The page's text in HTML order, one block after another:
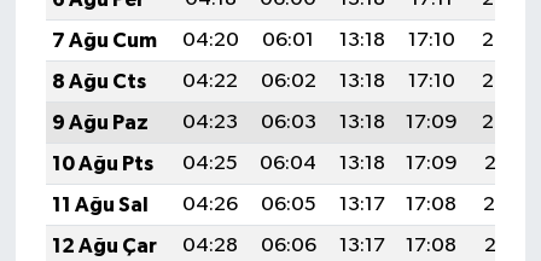
7 Ağu Cum
04:20 06:01 13:18 17:10
20:24
8 Ağu Cts
04:22 06:02 13:18 17:10
20:23
9 Ağu Paz
04:23 06:03 13:18 17:09
20:22
10 Ağu Pts
04:25 06:04 13:18 17:09
20:21
11 Ağu Sal
04:26 06:05 13:17 17:08
20:19
12 Ağu Çar
04:28 06:06 13:17 17:08
20:18